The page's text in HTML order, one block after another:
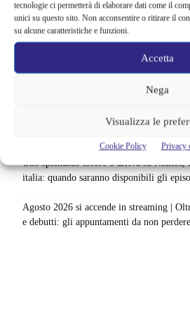
tecnologie ci permetterà di elaborare dati come il
unici su questo sito. Non acconsentire o ritirare il
su alcune caratteristiche e funzioni.
Accetta
Nega
Visualizza le
Cookie Policy Privacy
Sony ferma i film sui personaggi di
progetto è in sviluppo: cosa resta
Netflix saluta 16 titoli ad agosto 2026 | 3
catalogo: le date da segnare per l’ultimo
Netflix indaga sul lato oscuro del pollo
Uno splendido errore 3 arriva su Netflix,
italia: quando saranno disponibili gli
Agosto 2026 si accende in streaming |
e debutti: gli appuntamenti da non perdere